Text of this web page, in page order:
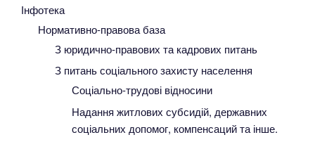
Інфотека
Нормативно-правова база
З юридично-правових та кадрових питань
З питань соціального захисту населення
Соціально-трудові відносини
Надання житлових субсидій, державних
соціальних допомог, компенсаций та інше.